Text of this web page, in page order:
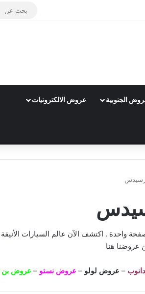
الجنوبية عروض الالكترونيات
2024 الموافق 5 رمضان 1445 في رمضان سعر مميز بصفحة واحدة . اكتشف الآن عالم
عروضنا هنا
– عروض لولو – عروض نستو – عروض بن